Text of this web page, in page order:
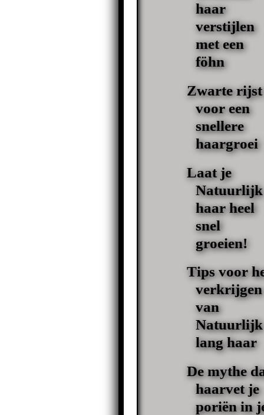
haar
verstijlen
met een
föhn
Zwarte rijst
voor een
snellere
haargroei
Laat je
Natuurlijk
haar heel
snel
groeien!
Tips voor
verkrijgen
van
Natuurlijk
lang haar
De mythe
haarvet je
poriën in